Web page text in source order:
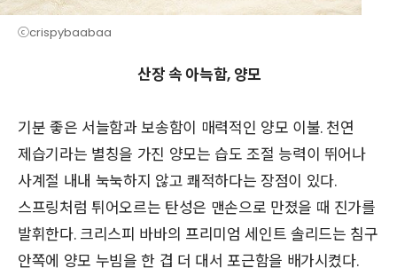
ⓒcrispybaabaa
산장 속 아늑함, 양모
기분 좋은 서늘함과 보송함이 매력적인 양모 이불. 천연
제습기라는 별칭을 가진 양모는 습도 조절 능력이 뛰어나
사계절 내내 눅눅하지 않고 쾌적하다는 장점이 있다.
스프링처럼 튀어오르는 탄성은 맨손으로 만졌을 때 진가를
발휘한다. 크리스피 바바의 프리미엄 세인트 솔리드는 침구
안쪽에 양모 누빔을 한 겹 더 대서 포근함을 배가시켰다.